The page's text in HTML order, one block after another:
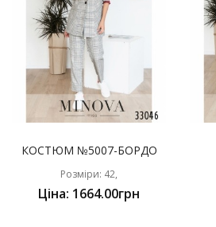
КОСТЮМ №5007-БОРДО
Розміри: 42,
Ціна: 1664.00грн